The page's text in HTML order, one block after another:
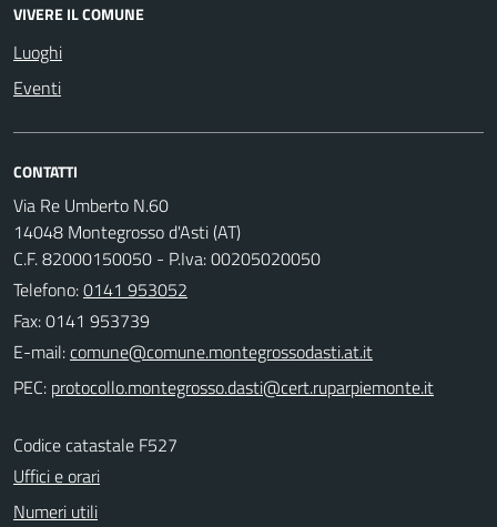
VIVERE IL COMUNE
Luoghi
Eventi
CONTATTI
Via Re Umberto N.60
14048 Montegrosso d'Asti (AT)
C.F. 82000150050 - P.Iva: 00205020050
Telefono:0141 953052
Fax: 0141 953739
E-mail:
PEC:
Codice catastale F527
Uffici e orari
Numeri utili